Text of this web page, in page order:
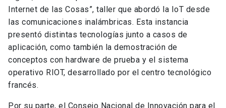
digital, Inria Chile presentó “Comunicaciones en la
Internet de las Cosas”, taller que abordó la IoT desde
las comunicaciones inalámbricas. Esta instancia
presentó distintas tecnologías junto a casos de
aplicación, como también la demostración de
conceptos con hardware de prueba y el sistema
operativo RIOT, desarrollado por el centro tecnológico